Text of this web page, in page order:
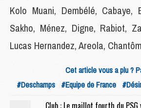
Kolo Muani, Dembélé, Cabaye,
Sakho, Ménez, Digne, Rabiot,
Lucas Hernandez, Areola,
Cet article vous a plu ?
#Deschamps #Equipe de France